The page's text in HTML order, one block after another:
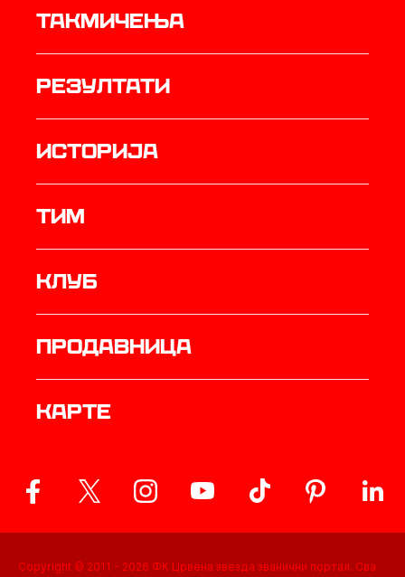
Такмичења
резултати
историја
ТИМ
Клуб
продавница
Карте
Copyright © 2011 - 2026 ФК Црвена звезда званични портал. Сва